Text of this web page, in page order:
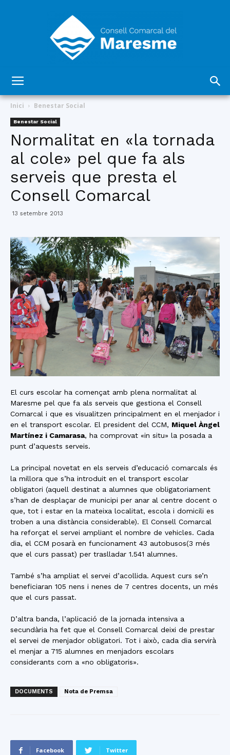
Comarcal
del
Inici Benestar Social
Benestar Social
Normalitat en «la tornada
al cole» pel que fa als
serveis que presta el
Consell Comarcal
13 setembre 2013
El curs escolar ha començat amb plena normalitat al
Maresme pel que fa als serveis que gestiona el Consell
Comarcal i que es visualitzen principalment en el menjador i
en el transport escolar. El president del CCM, Miquel Àngel
Martínez i Camarasa, ha comprovat «in situ» la posada a
punt d’aquests serveis.
La principal novetat en els serveis d’educació comarcals és
la millora que s’ha introduit en el transport escolar
obligatori (aquell destinat a alumnes que obligatoriament
s’han de desplaçar de municipi per anar al centre docent o
que, tot i estar en la mateixa localitat, escola i domicili es
troben a una distància considerable). El Consell Comarcal
ha reforçat el servei ampliant el nombre de vehicles. Cada
dia, el CCM posarà en funcionament 43 autobusos(3 més
que el curs passat) per traslladar 1.541 alumnes.
També s’ha ampliat el servei d’acollida. Aquest curs se’n
beneficiaran 105 nens i nenes de 7 centres docents, un més
que el curs passat.
D’altra banda, l’aplicació de la jornada intensiva a
secundària ha fet que el Consell Comarcal deixi de prestar
el servei de menjador obligatori. Tot i això, cada dia servirà
el menjar a 715 alumnes en menjadors escolars
considerants com a «no obligatoris».
DOCUMENTS Nota de Premsa
Facebook Twitter